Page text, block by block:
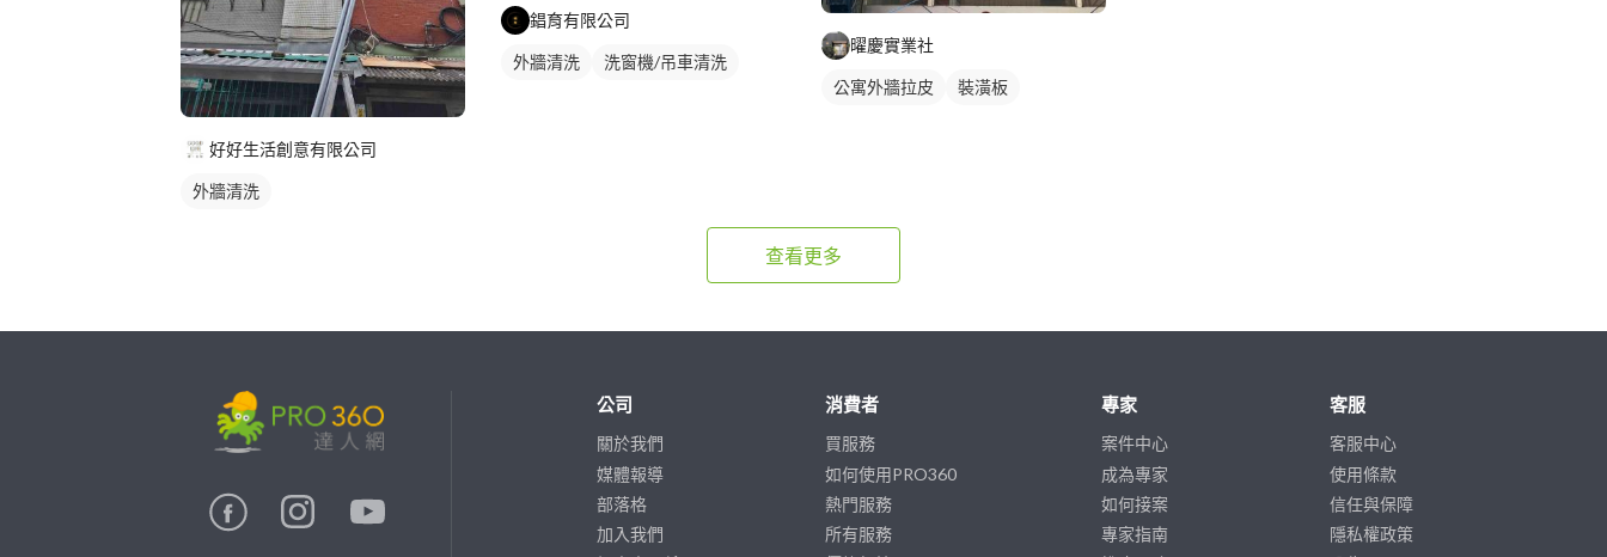
好好生活創意有限公司
外牆清洗
錩育有限公司
外牆清洗 洗窗機/吊車清洗
曜慶實業社
公寓外牆拉皮 裝潢板
查看更多
公司
關於我們
媒體報導
部落格
加入我們
消費者
買服務
如何使用PRO360
熱門服務
所有服務
專家
案件中心
成為專家
如何接案
專家指南
客服
客服中心
使用條款
信任與保障
隱私權政策